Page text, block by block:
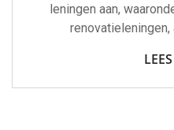
leningen aan,
renovatieleningen,